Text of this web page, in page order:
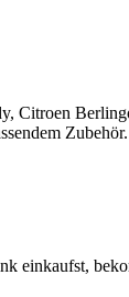
Citroen
einkaufst,